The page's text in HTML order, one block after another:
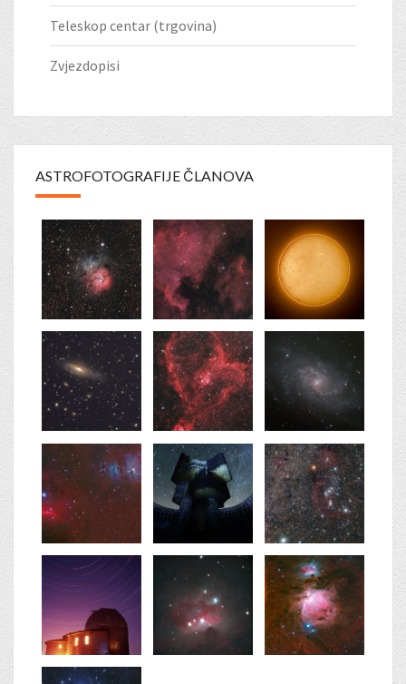
Teleskop centar (trgovina)
Zvjezdopisi
ASTROFOTOGRAFIJE ČLANOVA